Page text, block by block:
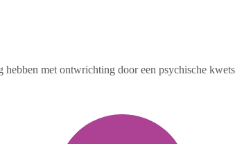
met ontwrichting door een psychische